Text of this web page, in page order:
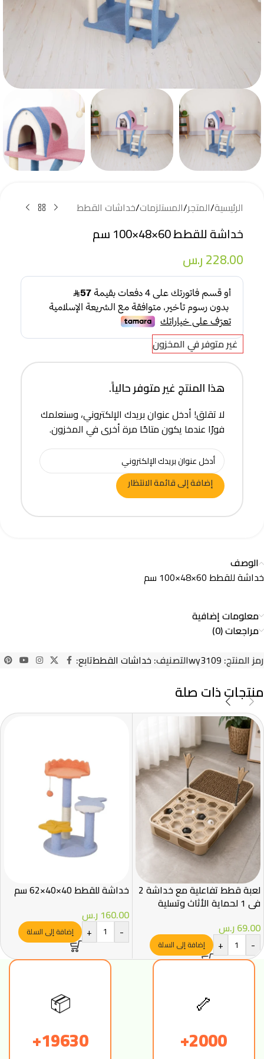
الرئيسية/المتجر/المستلزمات/خداشات القطط
خداشة للقطط 60×48×100 سم
228.00ر.س
غير متوفر في المخزون
هذا المنتج غير متوفر حالياً.
لا تقلق! أدخل عنوان بريدك الإلكتروني، وسنعلمك
فورًا عندما يكون متاحًا مرة أخرى في المخزون.
إضافة إلى قائمة الانتظار
الوصف
خداشة للقطط 60×48×100 سم
معلومات إضافية
مراجعات (0)
رمز المنتج: wy3109التصنيف: خداشات القططتابع:
منتجات ذات صلة
لعبة قطط تفاعلية مع خداشة 2
في 1 لحماية الأثاث وتسلية
69.00ر.س
-
+ إضافة إلى السلة
خداشة للقطط 40×40×62 سم
160.00 ر.س
-
+ إضافة إلى السلة
🦴
2000+
📦
19630+